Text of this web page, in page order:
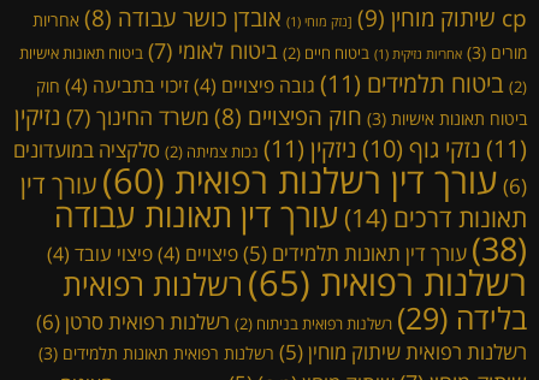
cp שיתוק מוחין (9) [נזק מוחי (1) אובדן כושר עבודה (8)
אחריות
מורים (3) אחריות נזיקית (1) ביטוח חיים (2) ביטוח לאומי (7)
ביטוח תאונות אישיות
(2)
ביטוח תלמידים (11) גובה פיצויים (4) זיכוי בתביעה (4)
חוק
ביטוח תאונות אישיות (3) חוק הפיצויים (8) משרד החינוך (7)
נזיקין
(11)
נזקי גוף (10) ניזקין (11) נכות צמיתה (2)
סלקציה במועדונים
(6)
עורך דין רשלנות רפואית (60)
עורך דין
תאונות דרכים (14) עורך דין תאונות עבודה
(38) עורך דין תאונות תלמידים (5) פיצויים (4) פיצוי עובד (4)
רשלנות רפואית (65)
רשלנות רפואית
בלידה (29) רשלנות רפואית בניתוח (2) רשלנות רפואית סרטן(6)
רשלנות רפואית שיתוק מוחין(5) רשלנות רפואית תאונות תלמידים (3)